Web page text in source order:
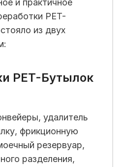
и практичное
PET-
из двух
PET-Бутылок
удалитель
фрикционную
резервуар,
разделения,